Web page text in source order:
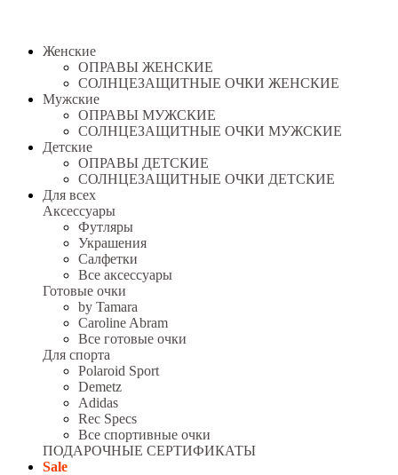
Женские
ОПРАВЫ ЖЕНСКИЕ
СОЛНЦЕЗАЩИТНЫЕ ОЧКИ ЖЕНСКИЕ
Мужские
ОПРАВЫ МУЖСКИЕ
СОЛНЦЕЗАЩИТНЫЕ ОЧКИ МУЖСКИЕ
Детские
ОПРАВЫ ДЕТСКИЕ
СОЛНЦЕЗАЩИТНЫЕ ОЧКИ ДЕТСКИЕ
Для всех
Аксессуары
Футляры
Украшения
Салфетки
Все аксессуары
Готовые очки
by Tamara
Caroline Abram
Все готовые очки
Для спорта
Polaroid Sport
Demetz
Adidas
Rec Specs
Все спортивные очки
ПОДАРОЧНЫЕ СЕРТИФИКАТЫ
Sale